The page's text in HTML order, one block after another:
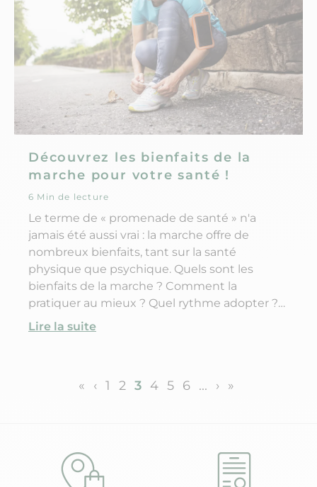
Découvrez les bienfaits de la
marche pour votre santé !
6 Min de lecture
Le terme de « promenade de santé » n'a
jamais été aussi vrai : la marche offre de
nombreux bienfaits, tant sur la santé
physique que psychique. Quels sont les
bienfaits de la marche ? Comment la
pratiquer au mieux ? Quel rythme adopter ?
Quelles précautions prendre ? Découvrez les
Lire la suite
« ‹ 1 2 3 4 5 6 ... › »